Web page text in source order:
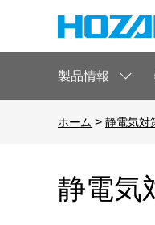
製品情報
ホーム > 静電気対
静電気